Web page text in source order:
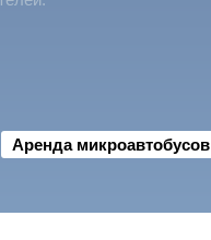
Аренда микроавтобусов